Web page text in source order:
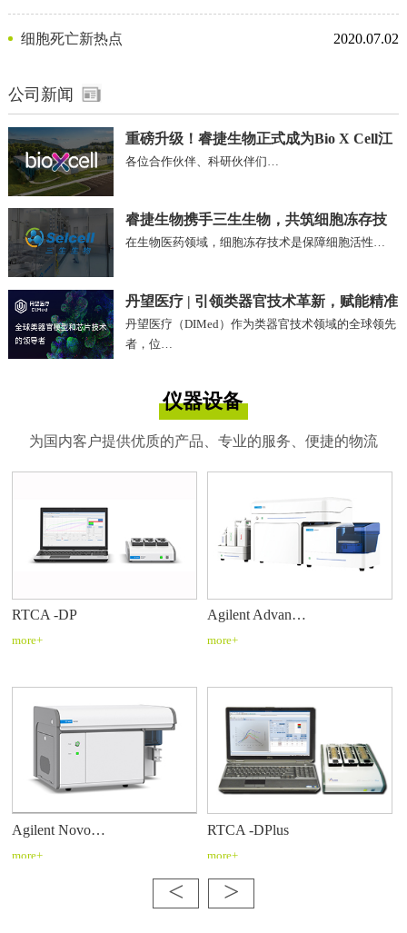
剂
细胞死亡新热点 2020.07.02
公司新闻
重磅升级！睿捷生物正式成为Bio X Cell江
苏、安徽区域独家代理商
各位合作伙伴、科研伙伴们…
睿捷生物携手三生生物，共筑细胞冻存技
术新未来!
在生物医药领域，细胞冻存技术是保障细胞活性…
丹望医疗 | 引领类器官技术革新，赋能精准
医疗未来
丹望医疗（DIMed）作为类器官技术领域的全球领先
者，位…
仪器设备
为国内客户提供优质的产品、专业的服务、便捷的物流
RTCA -DP
more+
Agilent Advan…
more+
Agilent Novo…
more+
RTCA -DPlus
more+
< >